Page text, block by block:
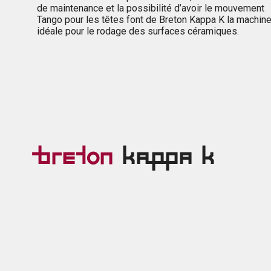
de maintenance et la possibilité d’avoir le mouvement
Tango pour les têtes font de Breton Kappa K la machine
idéale pour le rodage des surfaces céramiques.
Breton Kappa K